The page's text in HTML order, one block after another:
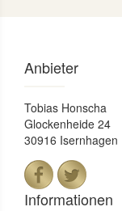
Anbieter
Tobias Honscha
Glockenheide 24
30916 Isernhagen
Informationen